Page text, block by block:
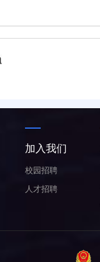
加入我们
校园招聘
人才招聘